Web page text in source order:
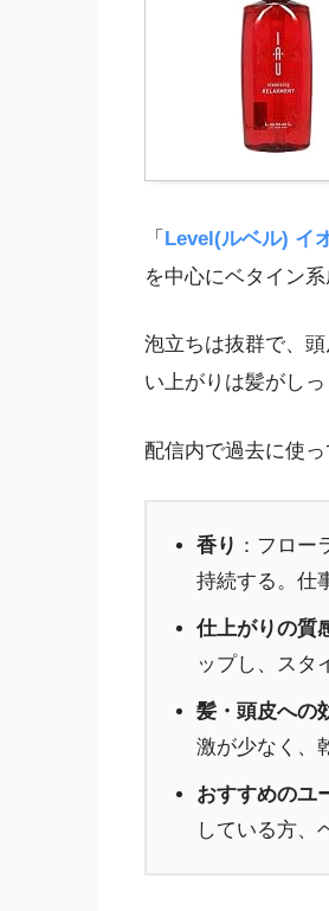
「 Level(ルベル) イ
を中心にベタイン
泡立ちは抜群で、
い上がりは髪がし
配信内で過去に使
香り ：フロ
持続する。仕
仕上がりの質
ップし、スタ
髪・頭皮への
激が少なく、
おすすめのユ
している方、